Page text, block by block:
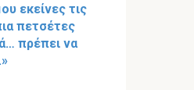
εκείνες τις
πετσέτες
πρέπει να